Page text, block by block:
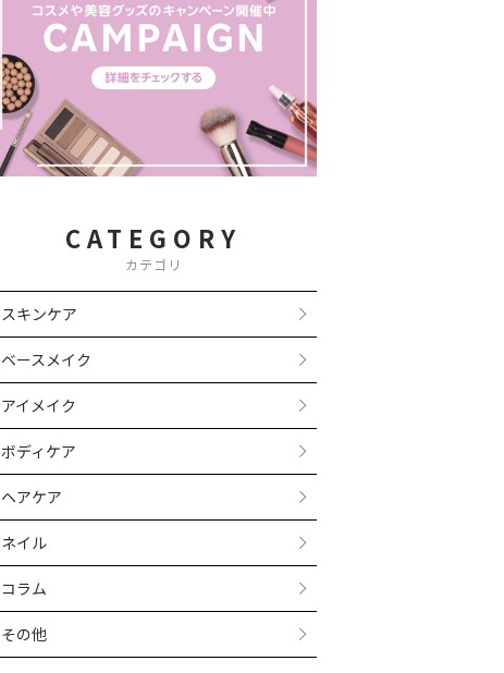
CATEGORY
カテゴリ
スキンケア
ベースメイク
アイメイク
ボディケア
ヘアケア
ネイル
コラム
その他